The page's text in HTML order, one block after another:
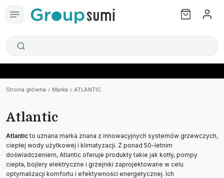
Strona główna Marka ATLANTIC
Atlantic
Atlanticto uznana marka znana z innowacyjnych systemów grzewczych,
ciepłej wody użytkowej i klimatyzacji. Z ponad 50-letnim
doświadczeniem, Atlantic oferuje produkty takie jak kotły, pompy
ciepła, bojlery elektryczne i grzejniki zaprojektowane w celu
optymalizacji komfortu i efektywności energetycznej. Ich